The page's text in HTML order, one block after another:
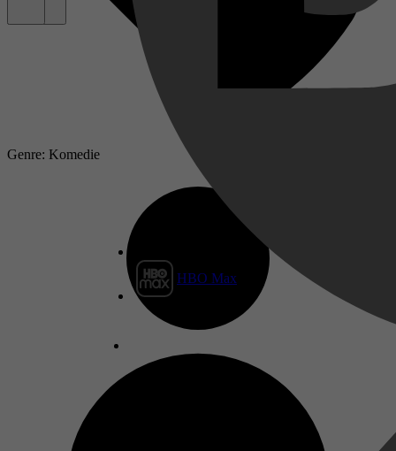
HBO Max
Genre: Komedie